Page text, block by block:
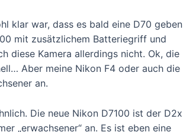
klar war, dass es bald eine D70 geben
mit zusätzlichem Batteriegriff und
diese Kamera allerdings nicht. Ok, die
Aber meine Nikon F4 oder auch die
an.
Die neue Nikon D7100 ist der D2x
„erwachsener“ an. Es ist eben eine